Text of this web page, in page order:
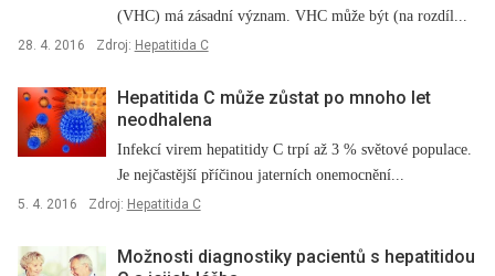
(VHC) má zásadní význam. VHC může být (na rozdíl...
28. 4. 2016 Zdroj: Hepatitida C
Hepatitida C může zůstat po mnoho let
neodhalena
Infekcí virem hepatitidy C trpí až 3 % světové populace.
Je nejčastější příčinou jaterních onemocnění...
5. 4. 2016 Zdroj: Hepatitida C
Možnosti diagnostiky pacientů s hepatitidou